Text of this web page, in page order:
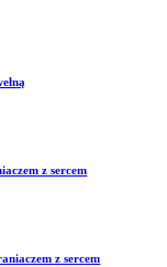
z sercem
z sercem